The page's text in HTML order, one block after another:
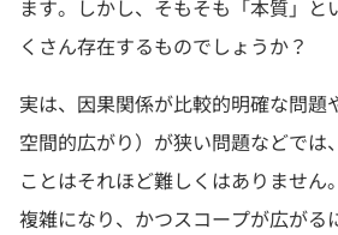
ます。しかし、そもそも「本質」と
くさん存在するものでしょうか？
実は、因果関係が比較的明確な問題
空間的広がり）が狭い問題などでは
ことはそれほど難しくはありません
複雑になり、かつスコープが広がる